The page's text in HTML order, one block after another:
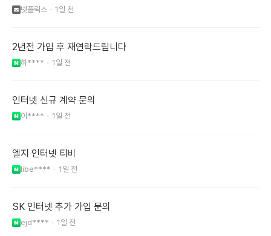
넷플릭스 1일 전
2년전 가입 후 재연락드립니다
하**** 1일 전
인터넷 신규 계약 문의
이**** 1일 전
엘지 인터넷 티비
libe**** 1일 전
SK 인터넷 추가 가입 문의
ejd**** 1일 전